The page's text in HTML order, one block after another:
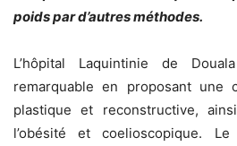
poids par d’autres méthodes.
L’hôpital Laquintinie de
remarquable en proposant une
plastique et reconstructive,
l’obésité et coelioscopique.